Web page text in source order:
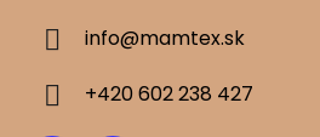
info@mamtex.sk
+420 602 238 427